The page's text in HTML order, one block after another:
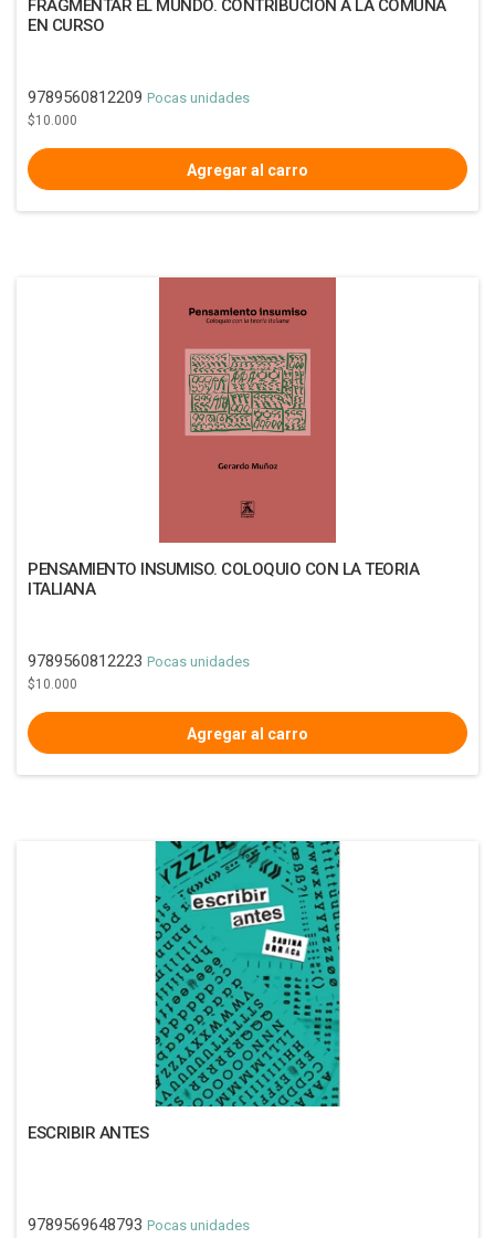
FRAGMENTAR EL MUNDO. CONTRIBUCION A LA COMUNA
EN CURSO
9789560812209 Pocas unidades
$10.000
PENSAMIENTO INSUMISO. COLOQUIO CON LA TEORIA
ITALIANA
9789560812223 Pocas unidades
$10.000
ESCRIBIR ANTES
9789569648793 Pocas unidades